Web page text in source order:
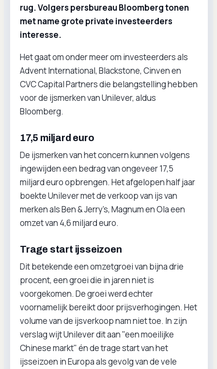
rug. Volgers persbureau Bloomberg tonen
met name grote private investeerders
interesse.
Het gaat om onder meer om investeerders als
Advent International, Blackstone, Cinven en
CVC Capital Partners die belangstelling hebben
voor de ijsmerken van Unilever, aldus
Bloomberg.
17,5 miljard euro
De ijsmerken van het concern kunnen volgens
ingewijden een bedrag van ongeveer 17,5
miljard euro opbrengen. Het afgelopen half jaar
boekte Unilever met de verkoop van ijs van
merken als Ben & Jerry’s, Magnum en Ola een
omzet van 4,6 miljard euro.
Trage start ijsseizoen
Dit betekende een omzetgroei van bijna drie
procent, een groei die in jaren niet is
voorgekomen. De groei werd echter
voornamelijk bereikt door prijsverhogingen. Het
volume van de ijsverkoop nam niet toe. In zijn
verslag wijt Unilever dit aan "een moeilijke
Chinese markt" én de trage start van het
ijsseizoen in Europa als gevolg van de vele